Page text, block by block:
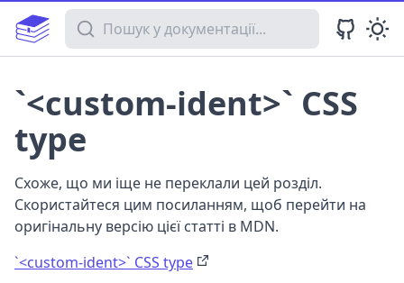
Пошук у документації
`<custom-ident>` CSS
type
Схоже, що ми іще не переклали цей розділ.
Скористайтеся цим посиланням, щоб перейти на
оригінальну версію цієї статті в MDN.
`<custom-ident>` CSS type